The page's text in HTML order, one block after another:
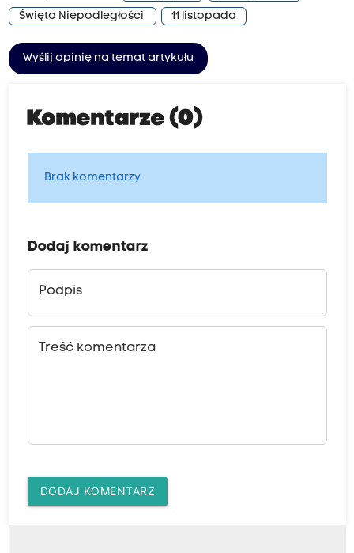
Święto Niepodległości
11 listopada
Wyślij opinię na temat artykułu
Komentarze (0)
Brak komentarzy
Dodaj komentarz
Podpis
Treść komentarza
DODAJ KOMENTARZ